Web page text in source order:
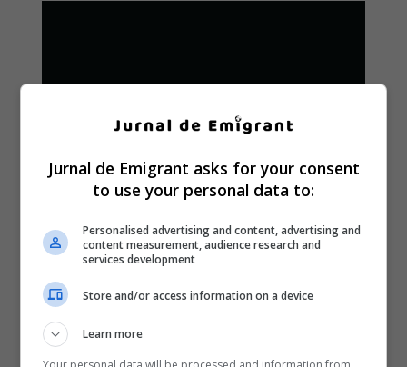
Jurnal de Emigrant asks for your consent
to use your personal data to:
Personalised advertising and content, advertising and
content measurement, audience research and
services development
Store and/or access information on a device
Learn more